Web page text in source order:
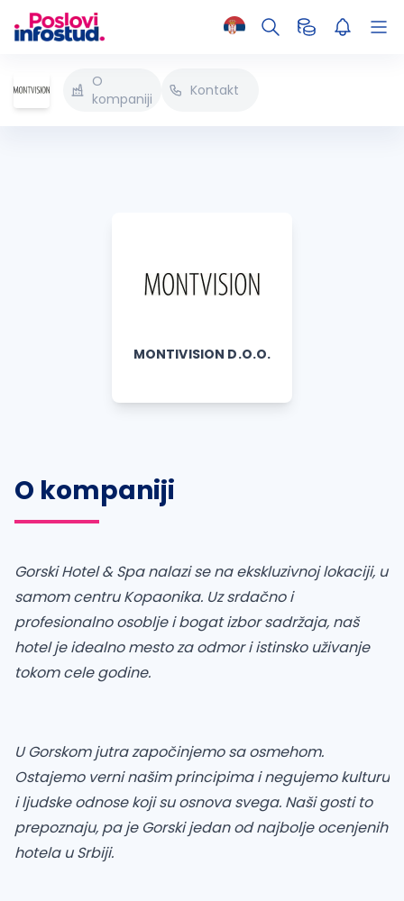
O
kompaniji
Kontakt
MONTIVISION D.O.O.
O kompaniji
Gorski Hotel & Spa nalazi se na ekskluzivnoj lokaciji, u
samom centru Kopaonika. Uz srdačno i
profesionalno osoblje i bogat izbor sadržaja, naš
hotel je idealno mesto za odmor i istinsko uživanje
tokom cele godine.
U Gorskom jutra započinjemo sa osmehom.
Ostajemo verni našim principima i negujemo kulturu
i ljudske odnose koji su osnova svega. Naši gosti to
prepoznaju, pa je Gorski jedan od najbolje ocenjenih
hotela u Srbiji.